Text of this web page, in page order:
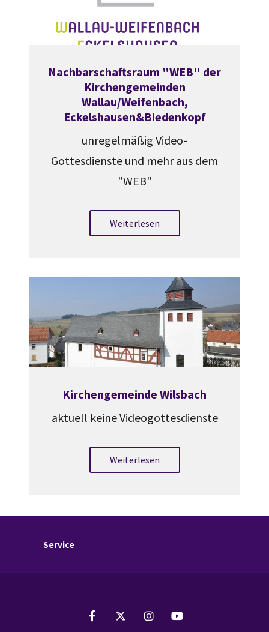
Nachbarschaftsraum "WEB" der
Kirchengemeinden
Wallau/Weifenbach,
Eckelshausen&Biedenkopf
unregelmäßig Video-
Gottesdienste und mehr aus dem
"WEB"
Weiterlesen
Kirchengemeinde Wilsbach
aktuell keine Videogottesdienste
Weiterlesen
Service